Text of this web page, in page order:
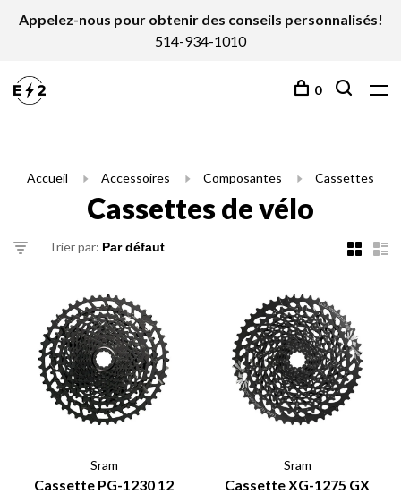
Appelez-nous pour obtenir des conseils personnalisés!
514-934-1010
0
Accueil Accessoires Composantes Cassettes
Cassettes de vélo
Trier par:
Sram
Cassette PG-1230 12
Sram
Cassette XG-1275 GX